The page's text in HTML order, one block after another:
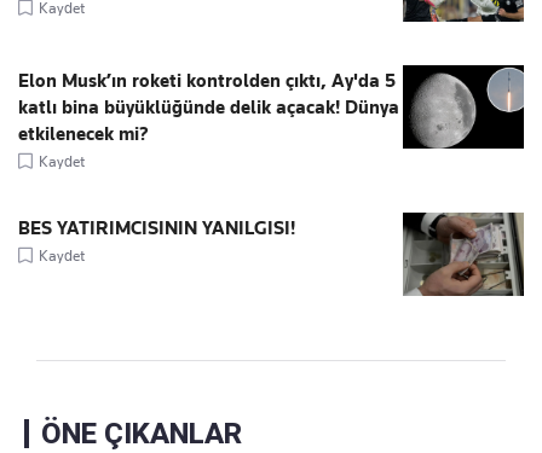
Kaydet
Elon Musk’ın roketi kontrolden çıktı, Ay'da 5
katlı bina büyüklüğünde delik açacak! Dünya
etkilenecek mi?
Kaydet
BES YATIRIMCISININ YANILGISI!
Kaydet
ÖNE ÇIKANLAR